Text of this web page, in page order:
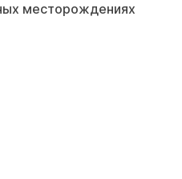
месторождениях